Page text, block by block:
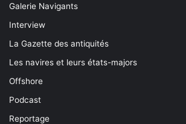
Galerie Navigants
Interview
La Gazette des antiquités
Les navires et leurs états-majors
Offshore
Podcast
Reportage